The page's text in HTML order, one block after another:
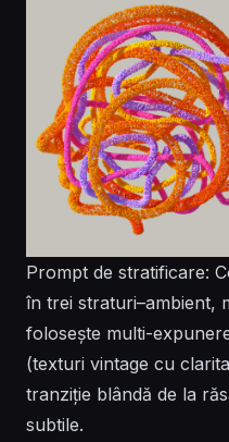
Prompt de stratificare:
în trei straturi–ambient,
folosește multi-
(texturi vintage cu
tranziție blândă de la
subtile.